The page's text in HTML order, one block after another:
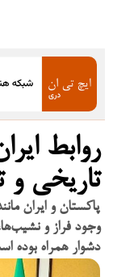
روابط
تاریخی و
پاکستان و ایران
وجود فراز و
دشوار همراه بوده